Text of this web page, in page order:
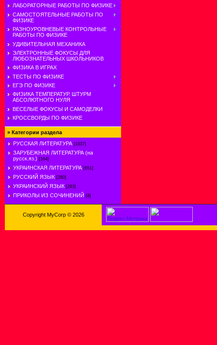
ЛАБОРАТОРНЫЕ РАБОТЫ ПО ФИЗИКЕ
САМОСТОЯТЕЛЬНЫЕ РАБОТЫ ПО
ФИЗИКЕ
РАЗНОУРОВНЕВЫЕ КОНТРОЛЬНЫЕ
РАБОТЫ ПО ФИЗИКЕ
УДИВИТЕЛЬНАЯ МЕХАНИКА
ЭЛЕКТРОННЫЕ ФОКУСЫ ДЛЯ
ЛЮБОЗНАТЕЛЬНЫХ ШКОЛЬНИКОВ
ФИЗИКА В ИГРАХ
ТЕСТЫ ПО ФИЗИКЕ
ЕГЭ ПО ФИЗИКЕ
ФИЗИКА ТЕМПЕРАТУР. ШТУРМ
АБСОЛЮТНОГО НУЛЯ
ВЕСЕЛЫЕ ФОКУСЫ И САМОДЕЛКИ
КРОССВОРДЫ ПО ФИЗИКЕ
» Категории раздела
РУССКАЯ ЛИТЕРАТУРА [1037]
ЗАРУБЕЖНАЯ ЛИТЕРАТУРА (на
русск.яз.) [164]
УКРАИНСКАЯ ЛИТЕРАТУРА [651]
РУССКИЙ ЯЗЫК [280]
УКРАИНСКИЙ ЯЗЫК [263]
ПРИКОЛЫ ИЗ СОЧИНЕНИЙ [8]
Copyright MyCorp © 2026